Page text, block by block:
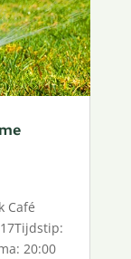
Café
20:00